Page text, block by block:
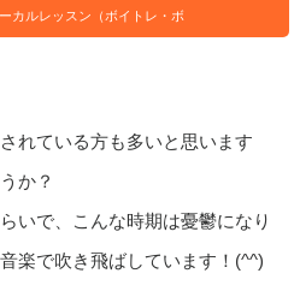
カルレッスン（ボイトレ・ボ
れている方も多いと思います
か？
いで、こんな時期は憂鬱になり
楽で吹き飛ばしています！(^^)